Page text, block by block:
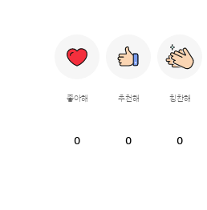
좋아해
0
추천해
0
칭찬해
0